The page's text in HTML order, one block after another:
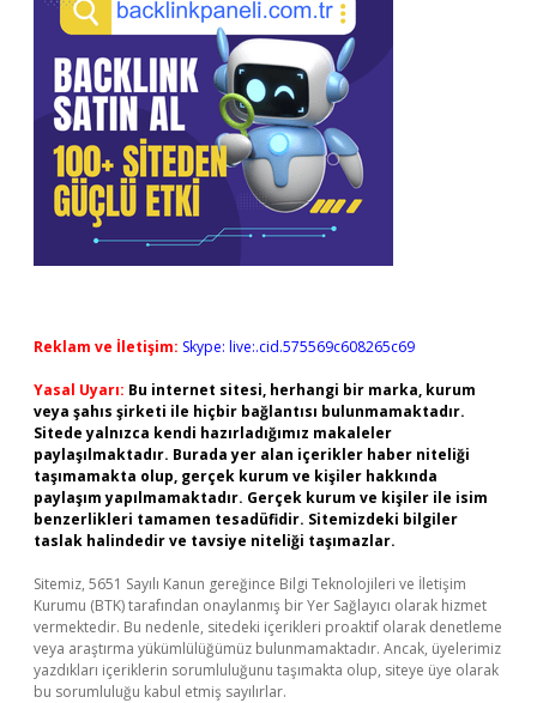
Reklam ve İletişim: Skype: live:.cid.575569c608265c69
Yasal Uyarı: Bu internet sitesi, herhangi bir marka, kurum
veya şahıs şirketi ile hiçbir bağlantısı bulunmamaktadır.
Sitede yalnızca kendi hazırladığımız makaleler
paylaşılmaktadır. Burada yer alan içerikler haber niteliği
taşımamakta olup, gerçek kurum ve kişiler hakkında
paylaşım yapılmamaktadır. Gerçek kurum ve kişiler ile isim
benzerlikleri tamamen tesadüfidir. Sitemizdeki bilgiler
taslak halindedir ve tavsiye niteliği taşımazlar.
Sitemiz, 5651 Sayılı Kanun gereğince Bilgi Teknolojileri ve İletişim
Kurumu (BTK) tarafından onaylanmış bir Yer Sağlayıcı olarak hizmet
vermektedir. Bu nedenle, sitedeki içerikleri proaktif olarak denetleme
veya araştırma yükümlülüğümüz bulunmamaktadır. Ancak, üyelerimiz
yazdıkları içeriklerin sorumluluğunu taşımakta olup, siteye üye olarak
bu sorumluluğu kabul etmiş sayılırlar.